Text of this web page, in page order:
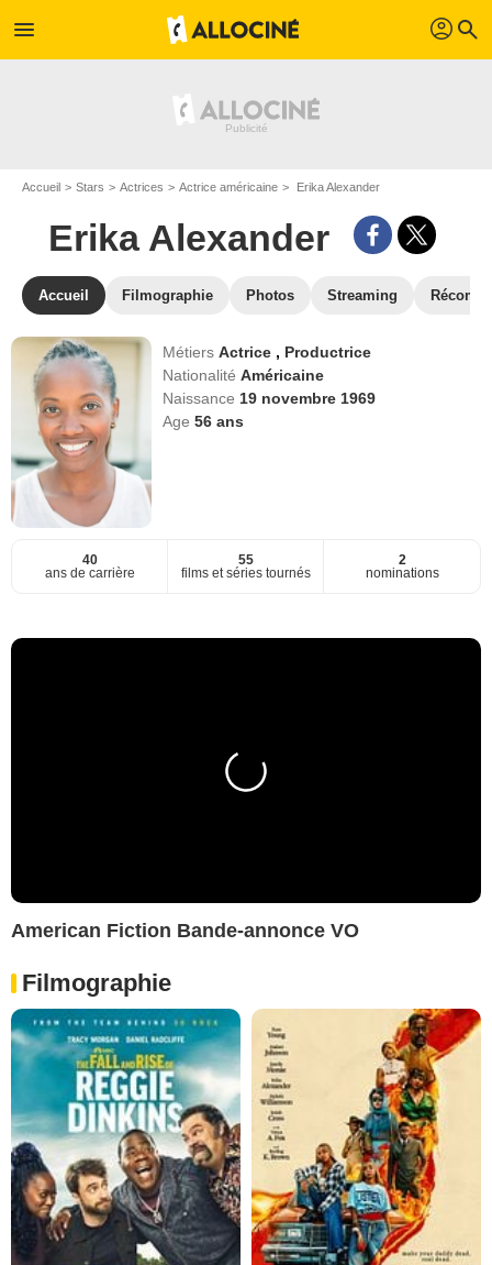
menu profil search
Accueil Stars Actrices Actrice américaine Erika Alexander
Erika Alexander
Accueil Filmographie Photos Streaming
MétiersActrice , Productrice
NationalitéAméricaine
Naissance 19 novembre 1969
Age56 ans
40
ans de carrière
55
films et séries tournés
2
nominations
American Fiction Bande-annonce VO
Filmographie